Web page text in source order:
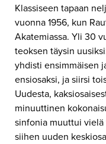
Klassiseen tapaan
vuonna 1956, kun
Akatemiassa. Yli 30
teoksen täysin
yhdisti ensimmäisen
ensiosaksi, ja siirsi
Uudesta,
minuuttinen
sinfonia muuttui
siihen uuden